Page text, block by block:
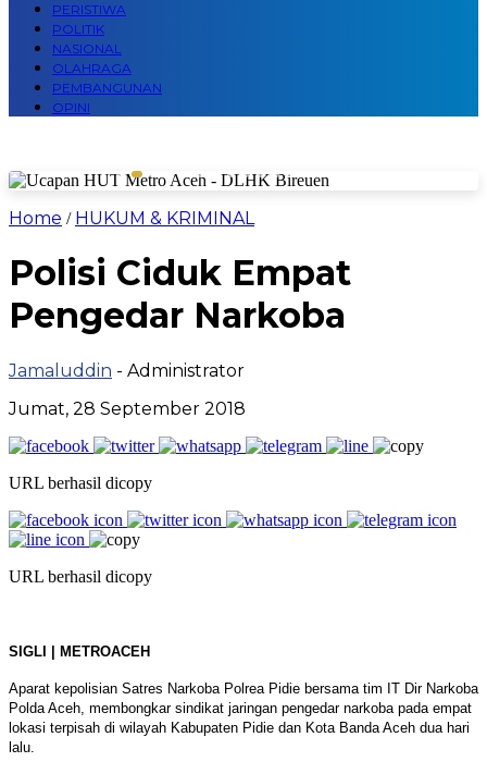
PERISTIWA
POLITIK
NASIONAL
OLAHRAGA
PEMBANGUNAN
OPINI
Home / HUKUM & KRIMINAL
Polisi Ciduk Empat
Pengedar Narkoba
Jamaluddin - Administrator
Jumat, 28 September 2018
URL berhasil dicopy
URL berhasil dicopy
SIGLI | METROACEH
Aparat kepolisian Satres Narkoba Polrea Pidie bersama tim IT Dir Narkoba
Polda Aceh, membongkar sindikat jaringan pengedar narkoba pada empat
lokasi terpisah di wilayah Kabupaten Pidie dan Kota Banda Aceh dua hari
lalu.